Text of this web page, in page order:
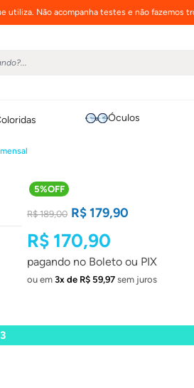
utiliza. Não acompanha testes e não fazemos
Óculos
R$ 189,00 R$ 179,90
R$ 170,90
pagando no Boleto ou PIX
ou em 3x de R$ 59,97sem juros
5%OFF